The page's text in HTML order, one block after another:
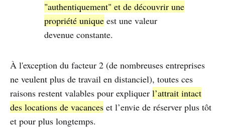
"authentiquement" et de découvrir une
propriété unique est une valeur
devenue constante.
À l'exception du facteur 2 (de nombreuses entreprises
ne veulent plus de travail en distanciel), toutes ces
raisons restent valables pour expliquer l’attrait intact
des locations de vacances et l’envie de réserver plus tôt
et pour plus longtemps.